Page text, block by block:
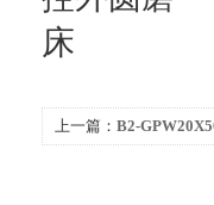
上一篇： B2-